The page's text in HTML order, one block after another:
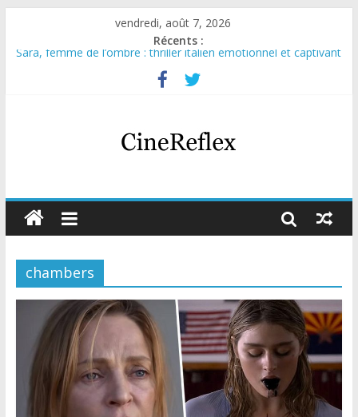
vendredi, août 7, 2026
Récents :
Sara, femme de l’ombre : thriller italien émotionnel et captivant
Journal d’une fille larguée : nouvelle série suédoise sur Netflix
Aema : mini-série sur le tournage d’un film érotique devenu
Olympo, saison 1 : nouvelle série qui séduira les fans de
chambers